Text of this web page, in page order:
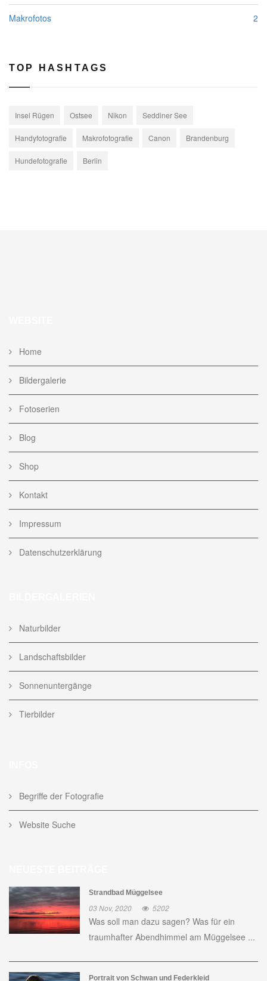
Makrofotos 2
TOP HASHTAGS
Insel Rügen Ostsee Nikon Seddiner See
Handyfotografie Makrofotografie Canon Brandenburg
Hundefotografie Berlin
Home
Bildergalerie
Fotoserien
Blog
Shop
Kontakt
Impressum
Datenschutzerklärung
Naturbilder
Landschaftsbilder
Sonnenuntergänge
Tierbilder
Begriffe der Fotografie
Website Suche
Strandbad Müggelsee
03 Nov, 2020 5202
Was soll man dazu sagen? Was für ein
traumhafter Abendhimmel am Müggelsee ...
Portrait von Schwan und Federkleid